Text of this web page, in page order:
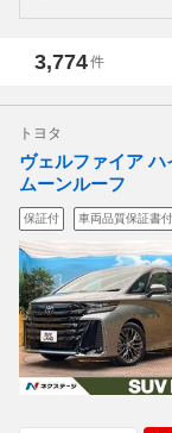
3,774件
トヨタ
ヴェルファイア
ムーンルーフ
保証付 車両品質保証書付